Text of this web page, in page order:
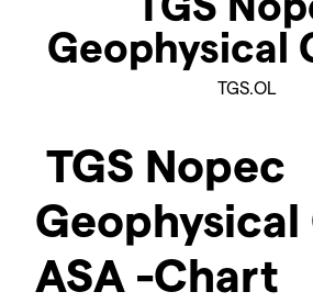
Geophysical
TGS.OL
TGS Nopec
Geophysical
ASA -Chart